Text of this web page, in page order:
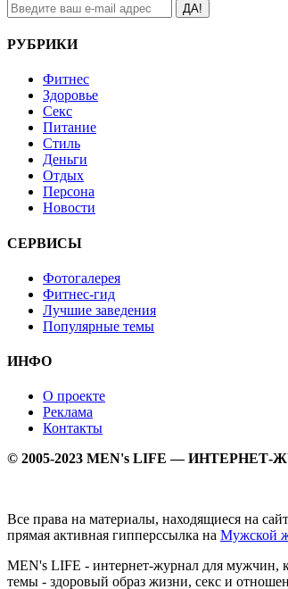
ДА!
РУБРИКИ
Фитнес
Здоровье
Секс
Питание
Стиль
Деньги
Отдых
Персона
Новости
СЕРВИСЫ
Фотогалерея
Фитнес-гид
Лучшие заведения
Популярные темы
ИНФО
О проекте
Реклама
Контакты
© 2005-2023 MEN's LIFE —
Все права на материалы, находящиеся на
прямая активная гипперссылка на Мужской
MEN's LIFE - интернет-журнал для
темы - здоровый образ жизни, секс и